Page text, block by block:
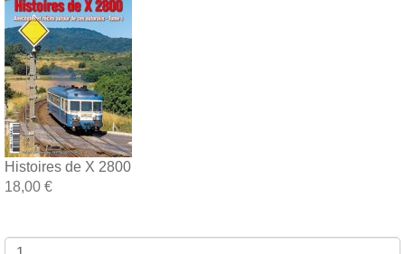
Histoires de X 2800
18,00 €